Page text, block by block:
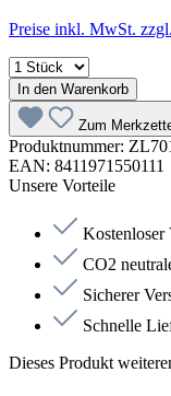
Preise inkl. MwSt.
In den Warenkorb
Zum
Produktnummer:
EAN: 8411971550111
Unsere Vorteile
Kostenloser
CO2
Sicherer
Schnelle
Dieses Produkt